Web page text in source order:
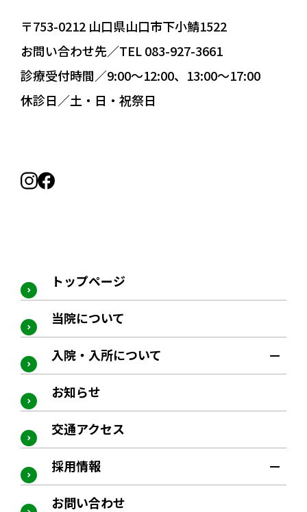
〒753-0212 山口県山口市下小鯖1522
お問い合わせ先／TEL 083-927-3661
診療受付時間／9:00〜12:00、13:00〜17:00
休診日／土・日・祝祭日
トップページ
当院について
入院・入所について
お知らせ
交通アクセス
採用情報
お問い合わせ